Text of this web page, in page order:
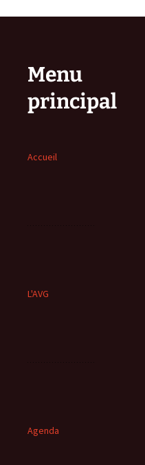
Menu
principal
Accueil
L'AVG
Agenda